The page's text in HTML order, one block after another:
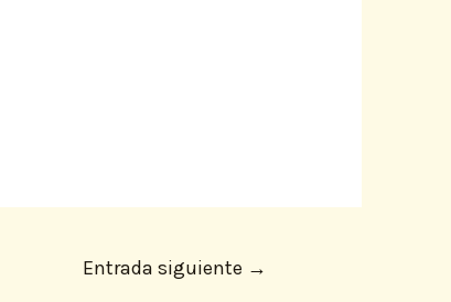
Entrada siguiente →